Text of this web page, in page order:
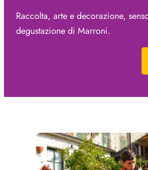
Raccolta, arte e decorazione,
degustazione di Marroni.